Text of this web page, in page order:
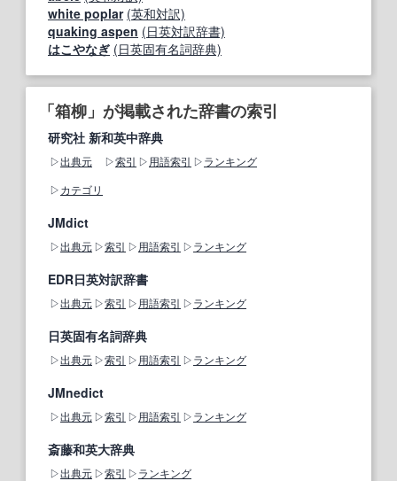
white poplar (英和対訳)
quaking aspen (日英対訳辞書)
はこやなぎ (日英固有名詞辞典)
「箱柳」が掲載された辞書の索引
研究社 新和英中辞典
出典元 索引 用語索引
ランキング
カテゴリ
JMdict
出典元 索引 用語索引 ランキング
EDR日英対訳辞書
出典元 索引 用語索引 ランキング
日英固有名詞辞典
出典元 索引 用語索引 ランキング
JMnedict
出典元 索引 用語索引 ランキング
斎藤和英大辞典
出典元 索引 ランキング